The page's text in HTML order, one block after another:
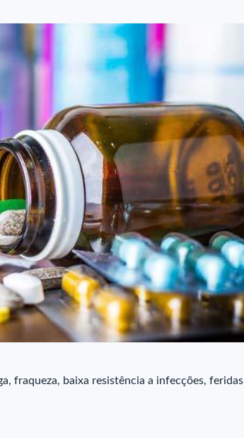
fraqueza, baixa resistência a infecções, feridas